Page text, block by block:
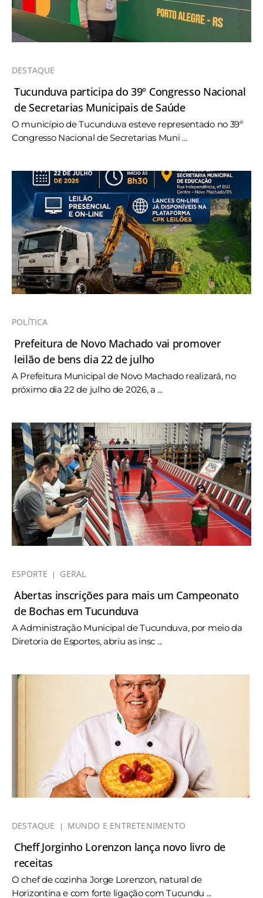
DESTAQUE
Tucunduva participa do 39º Congresso Nacional
de Secretarias Municipais de Saúde
O município de Tucunduva esteve representado no 39º
Congresso Nacional de Secretarias Muni ...
POLÍTICA
Prefeitura de Novo Machado vai promover
leilão de bens dia 22 de julho
A Prefeitura Municipal de Novo Machado realizará, no
próximo dia 22 de julho de 2026, a ...
ESPORTE GERAL
Abertas inscrições para mais um Campeonato
de Bochas em Tucunduva
A Administração Municipal de Tucunduva, por meio da
Diretoria de Esportes, abriu as insc ...
DESTAQUE MUNDO E ENTRETENIMENTO
Cheff Jorginho Lorenzon lança novo livro de
receitas
O chef de cozinha Jorge Lorenzon, natural de
Horizontina e com forte ligação com Tucundu ...